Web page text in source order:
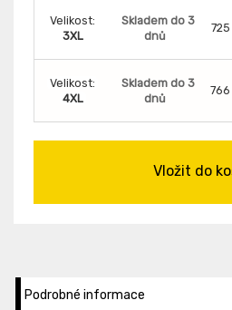
Velikost:
3XL
Skladem do 3
dnů
725
Velikost:
4XL
Skladem do 3
dnů
766
Vložit do
Podrobné informace